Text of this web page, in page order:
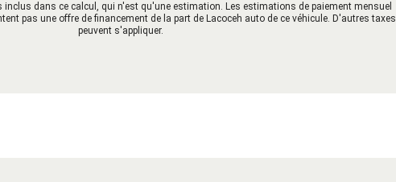
dans ce calcul, qui n'est qu'une estimation. Les estimations de paiement mensuel
pas une offre de financement de la part de Lacoceh auto de ce véhicule. D'autres taxes
peuvent s'appliquer.